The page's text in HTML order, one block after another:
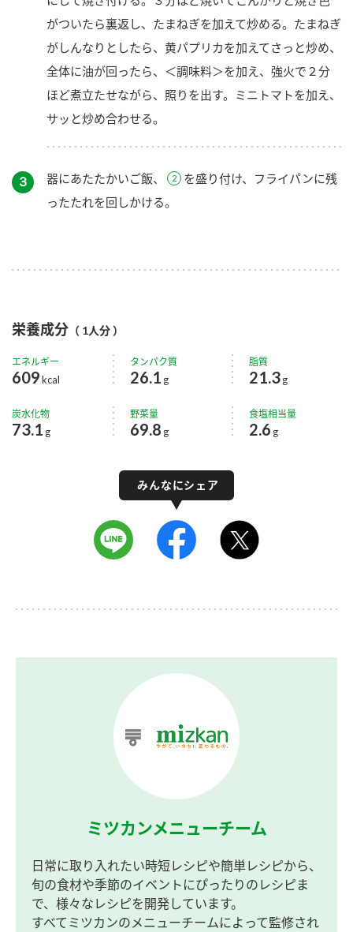
がついたら裏返し、たまねぎを加えて炒める。たまねぎ
がしんなりとしたら、黄パプリカを加えてさっと炒め、
全体に油が回ったら、＜調味料＞を加え、強火で２分
ほど煮立たせながら、照りを出す。ミニトマトを加え、
サッと炒め合わせる。
３ 器にあたたかいご飯、
を盛り付け、フライパンに残
ったたれを回しかける。
栄養成分 （ 1人分 ）
エネルギー
609kcal
タンパク質
26.1 g
脂質
21.3 g
炭水化物
73.1 g
野菜量
69.8 g
食塩相当量
2.6 g
ミツカンメニューチーム
日常に取り入れたい時短レシピや簡単レシピから、
旬の食材や季節のイベントにぴったりのレシピま
で、様々なレシピを開発しています。
すべてミツカンのメニューチームによって監修され